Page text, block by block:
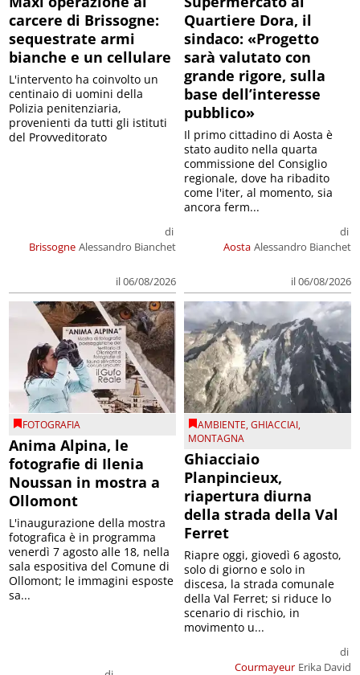
carcere di Brissogne:
sequestrate armi
bianche e un cellulare
Brissogne
di
Alessandro Bianchet
il 06/08/2026
L'intervento ha coinvolto un
centinaio di uomini della
Polizia penitenziaria,
provenienti da tutti gli istituti
del Provveditorato
Quartiere Dora, il
sindaco: «Progetto
sarà valutato con
grande rigore, sulla
base dell’interesse
pubblico»
Aosta
di
Alessandro Bianchet
il 06/08/2026
Il primo cittadino di Aosta è
stato audito nella quarta
commissione del Consiglio
regionale, dove ha ribadito
come l'iter, al momento, sia
ancora ferm...
FOTOGRAFIA
Anima Alpina, le
fotografie di Ilenia
Noussan in mostra a
Ollomont
L'inaugurazione della mostra
fotografica è in programma
venerdì 7 agosto alle 18, nella
sala espositiva del Comune di
Ollomont; le immagini esposte
sa...
AMBIENTE,GHIACCIAI,
MONTAGNA
Ghiacciaio
Planpincieux,
riapertura diurna
della strada della Val
Ferret
Courmayeur
di
Erika David
Riapre oggi, giovedì 6 agosto,
solo di giorno e solo in
discesa, la strada comunale
della Val Ferret; si riduce lo
scenario di rischio, in
movimento u...